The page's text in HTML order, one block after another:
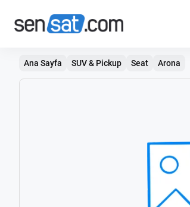
Ana Sayfa SUV & Pickup Seat Arona